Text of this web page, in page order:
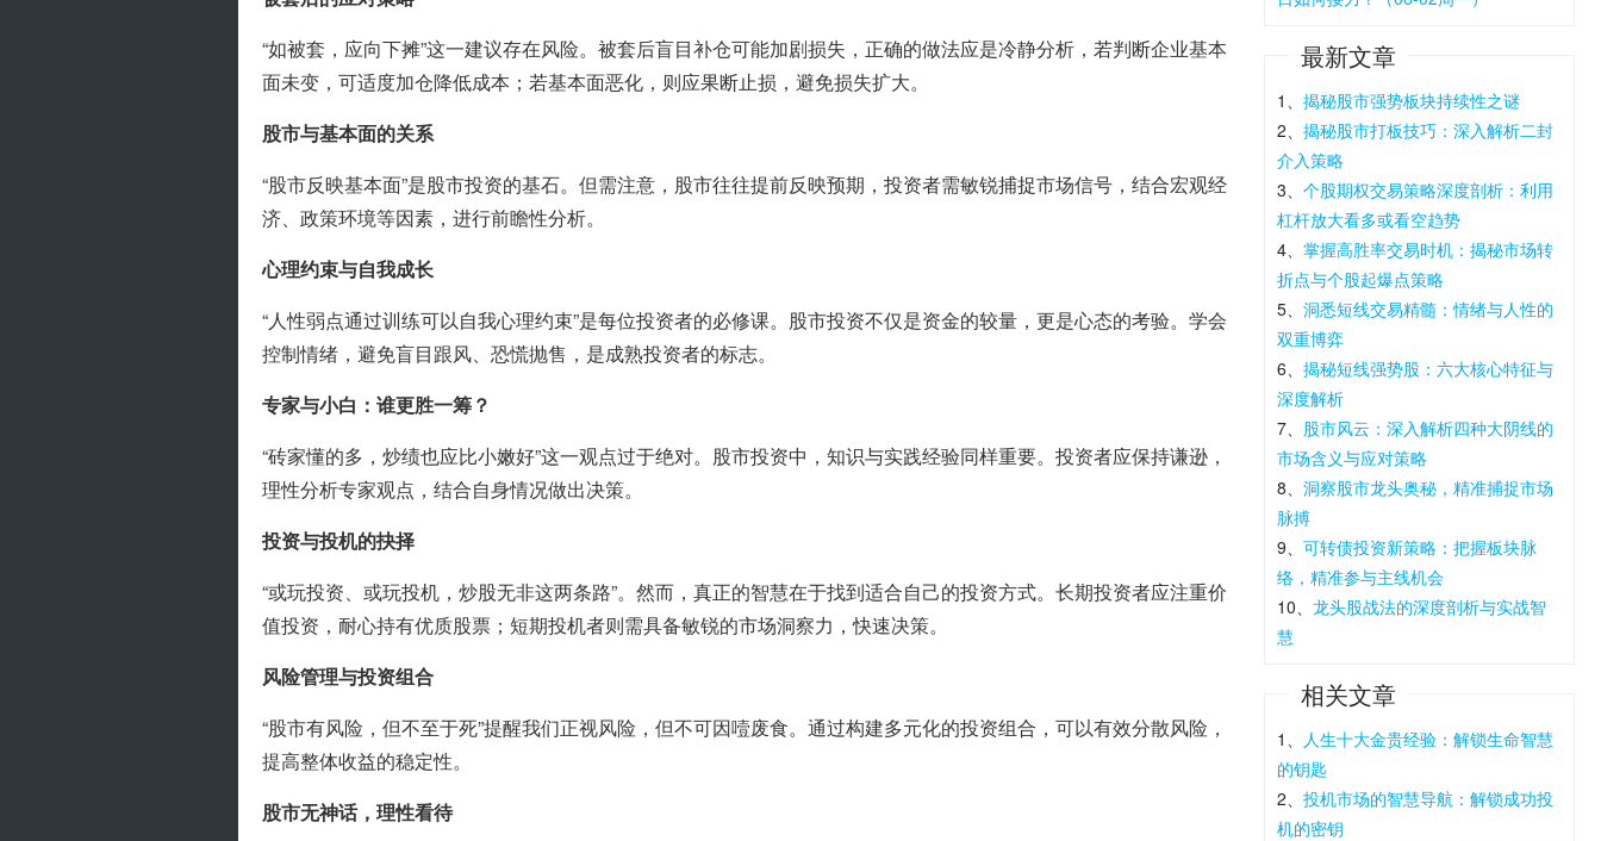
“如被套，应向下摊”这一建议存在风险。被套后盲目补仓可能加剧损失，正确的做法应是冷静分析，若判断企业基本
面未变，可适度加仓降低成本；若基本面恶化，则应果断止损，避免损失扩大。
股市与基本面的关系
“股市反映基本面”是股市投资的基石。但需注意，股市往往提前反映预期，投资者需敏锐捕捉市场信号，结合宏观经
济、政策环境等因素，进行前瞻性分析。
心理约束与自我成长
“人性弱点通过训练可以自我心理约束”是每位投资者的必修课。股市投资不仅是资金的较量，更是心态的考验。学会
控制情绪，避免盲目跟风、恐慌抛售，是成熟投资者的标志。
专家与小白：谁更胜一筹？
“砖家懂的多，炒绩也应比小嫩好”这一观点过于绝对。股市投资中，知识与实践经验同样重要。投资者应保持谦逊，
理性分析专家观点，结合自身情况做出决策。
投资与投机的抉择
“或玩投资、或玩投机，炒股无非这两条路”。然而，真正的智慧在于找到适合自己的投资方式。长期投资者应注重价
值投资，耐心持有优质股票；短期投机者则需具备敏锐的市场洞察力，快速决策。
风险管理与投资组合
“股市有风险，但不至于死”提醒我们正视风险，但不可因噎废食。通过构建多元化的投资组合，可以有效分散风险，
提高整体收益的稳定性。
股市无神话，理性看待
最新文章
1、揭秘股市强势板块持续性之谜
2、揭秘股市打板技巧：深入解析二封
介入策略
3、个股期权交易策略深度剖析：利用
杠杆放大看多或看空趋势
4、掌握高胜率交易时机：揭秘市场转
折点与个股起爆点策略
5、洞悉短线交易精髓：情绪与人性的
双重博弈
6、揭秘短线强势股：六大核心特征与
深度解析
7、 股市风云：深入解析四种大阴线的
市场含义与应对策略
8、洞察股市龙头奥秘，精准捕捉市场
脉搏
9、可转债投资新策略：把握板块脉
络，精准参与主线机会
10、龙头股战法的深度剖析与实战智
慧
相关文章
1、
人生十大金贵经验：解锁生命智慧
的钥匙
2、投机市场的智慧导航：解锁成功投
机的密钥